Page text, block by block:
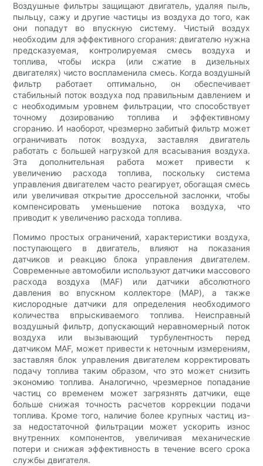
Воздушные фильтры защищают двигатель, удаляя пыль,
пыльцу, сажу и другие частицы из воздуха до того, как
они попадут во впускную систему. Чистый воздух
необходим для эффективного сгорания: двигателю нужна
предсказуемая, контролируемая смесь воздуха и
топлива, чтобы искра (или сжатие в дизельных
двигателях) чисто воспламенила смесь. Когда воздушный
фильтр работает оптимально, он обеспечивает
стабильный поток воздуха под правильным давлением и
с необходимым уровнем фильтрации, что способствует
точному дозированию топлива и эффективному
сгоранию. И наоборот, чрезмерно забитый фильтр может
ограничивать поток воздуха, заставляя двигатель
работать с большей нагрузкой для всасывания воздуха.
Эта дополнительная работа может привести к
увеличению расхода топлива, поскольку система
управления двигателем часто реагирует, обогащая смесь
или увеличивая открытие дроссельной заслонки, чтобы
компенсировать уменьшение потока воздуха, что
приводит к увеличению расхода топлива.
Помимо простых ограничений, характеристики воздуха,
поступающего в двигатель, влияют на показания
датчиков и реакцию блока управления двигателем.
Современные автомобили используют датчики массового
расхода воздуха (MAF) или датчики абсолютного
давления во впускном коллекторе (MAP), а также
кислородные датчики для определения необходимого
количества впрыскиваемого топлива. Неисправный
воздушный фильтр, допускающий неравномерный поток
воздуха или вызывающий турбулентность перед
датчиком MAF, может привести к неточным измерениям,
заставляя блок управления двигателем корректировать
подачу топлива таким образом, что это может снизить
экономию топлива. Аналогично, чрезмерное попадание
частиц со временем может загрязнять датчики, еще
больше снижая точность расчетов коррекции подачи
топлива. Кроме того, наличие более крупных частиц из-
за недостаточной фильтрации может ускорить износ
внутренних компонентов, увеличивая механические
потери и снижая эффективность в течение всего срока
службы двигателя.